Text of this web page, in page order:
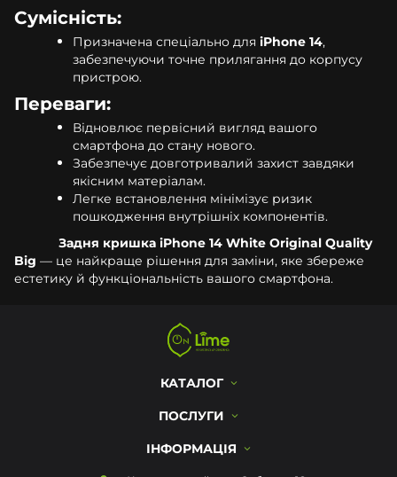
Сумісність:
Призначена спеціально для iPhone 14,
забезпечуючи точне прилягання до корпусу
пристрою.
Переваги:
Відновлює первісний вигляд вашого
смартфона до стану нового.
Забезпечує довготривалий захист завдяки
якісним матеріалам.
Легке встановлення мінімізує ризик
пошкодження внутрішніх компонентів.
Задня кришка iPhone 14 White Original Quality
Big — це найкраще рішення для заміни, яке збереже
естетику й функціональність вашого смартфона.
КАТАЛОГ
ПОСЛУГИ
ІНФОРМАЦІЯ